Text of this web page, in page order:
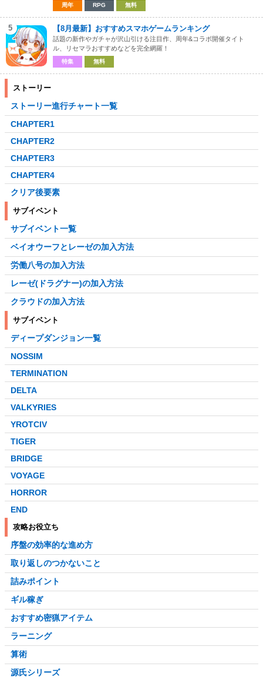
周年 RPG 無料
5 【8月最新】おすすめスマホゲームランキング
話題の新作やガチャが沢山引ける注目作、周年&コラボ開催タイト
ル、リセマラおすすめなどを完全網羅！
特集 無料
ストーリー
ストーリー進行チャート一覧
CHAPTER1
CHAPTER2
CHAPTER3
CHAPTER4
クリア後要素
サブイベント
サブイベント一覧
ベイオウーフとレーゼの加入方法
労働八号の加入方法
レーゼ(ドラグナー)の加入方法
クラウドの加入方法
サブイベント
ディープダンジョン一覧
NOSSIM
TERMINATION
DELTA
VALKYRIES
YROTCIV
TIGER
BRIDGE
VOYAGE
HORROR
END
攻略お役立ち
序盤の効率的な進め方
取り返しのつかないこと
詰みポイント
ギル稼ぎ
おすすめ密猟アイテム
ラーニング
算術
源氏シリーズ